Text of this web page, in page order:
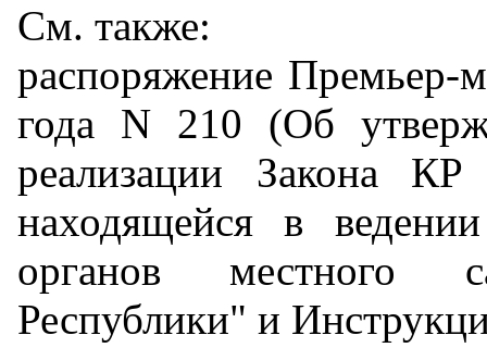
См. также:
распоряжение Премьер-
года N 210 (Об
реализации Закона
находящейся в
органов местного
Республики" и